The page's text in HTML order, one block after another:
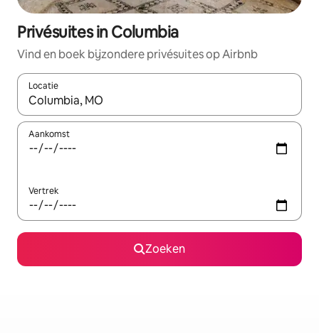
Privésuites in Columbia
Vind en boek bijzondere privésuites op Airbnb
Locatie
Wanneer er resultaten beschikbaar zijn, maak je een keuze
Aankomst
Vertrek
Zoeken